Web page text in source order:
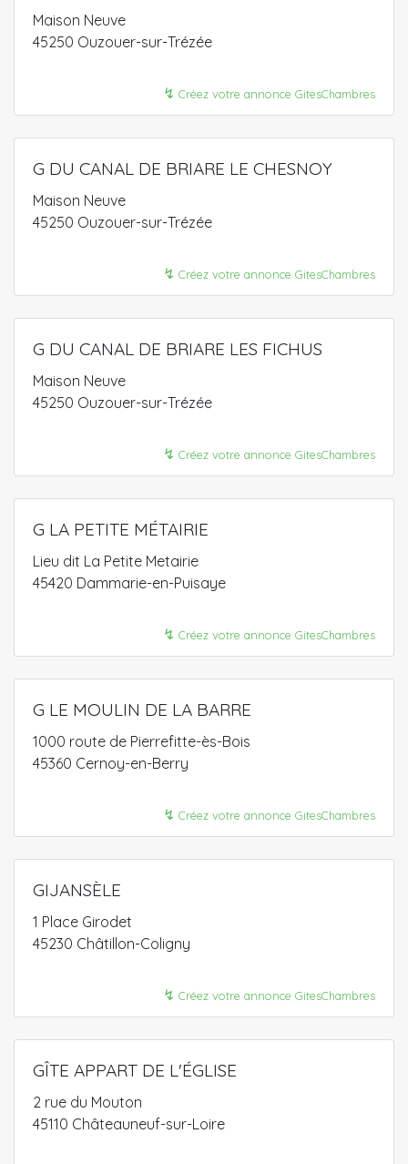
Maison Neuve
45250 Ouzouer-sur-Trézée
↯ Créez votre annonce GitesChambres
G DU CANAL DE BRIARE LE CHESNOY
Maison Neuve
45250 Ouzouer-sur-Trézée
↯ Créez votre annonce GitesChambres
G DU CANAL DE BRIARE LES FICHUS
Maison Neuve
45250 Ouzouer-sur-Trézée
↯ Créez votre annonce GitesChambres
G LA PETITE MÉTAIRIE
Lieu dit La Petite Metairie
45420 Dammarie-en-Puisaye
↯ Créez votre annonce GitesChambres
G LE MOULIN DE LA BARRE
1000 route de Pierrefitte-ès-Bois
45360 Cernoy-en-Berry
↯ Créez votre annonce GitesChambres
GIJANSÈLE
1 Place Girodet
45230 Châtillon-Coligny
↯ Créez votre annonce GitesChambres
GÎTE APPART DE L'ÉGLISE
2 rue du Mouton
45110 Châteauneuf-sur-Loire